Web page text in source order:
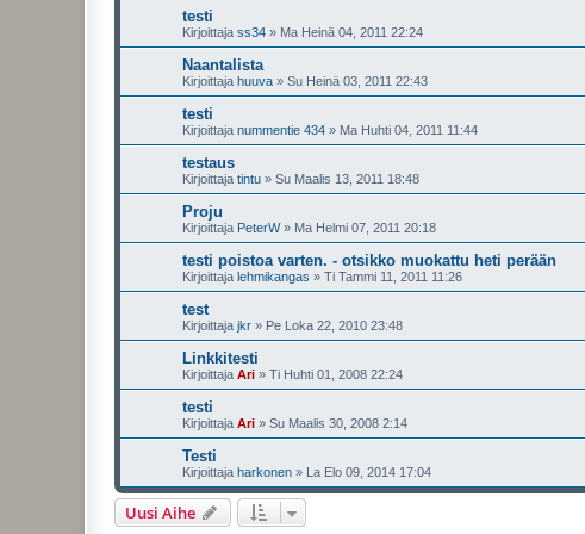
testi
Kirjoittaja ss34 » Ma Heinä 04, 2011 22:24
Naantalista
Kirjoittaja huuva » Su Heinä 03, 2011 22:43
testi
Kirjoittaja nummentie 434 » Ma Huhti 04, 2011 11:44
testaus
Kirjoittaja tintu » Su Maalis 13, 2011 18:48
Proju
Kirjoittaja PeterW» Ma Helmi 07, 2011 20:18
testi poistoa varten. - otsikko muokattu heti perään
Kirjoittaja lehmikangas » Ti Tammi 11, 2011 11:26
test
Kirjoittaja jkr » Pe Loka 22, 2010 23:48
Linkkitesti
Kirjoittaja Ari » Ti Huhti 01, 2008 22:24
testi
Kirjoittaja Ari » Su Maalis 30, 2008 2:14
Testi
Kirjoittaja harkonen » La Elo 09, 2014 17:04
Uusi Aihe